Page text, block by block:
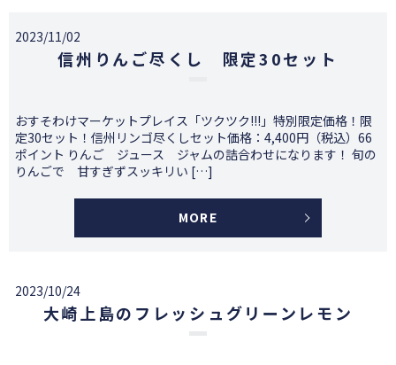
2023/11/02
信州りんご尽くし 限定30セット
おすそわけマーケットプレイス「ツクツク!!!」特別限定価格！限
定30セット！信州リンゴ尽くしセット価格：4,400円（税込）66
ポイント りんご ジュース ジャムの詰合わせになります！ 旬の
りんごで 甘すぎずスッキリい […]
MORE
2023/10/24
大崎上島のフレッシュグリーンレモン